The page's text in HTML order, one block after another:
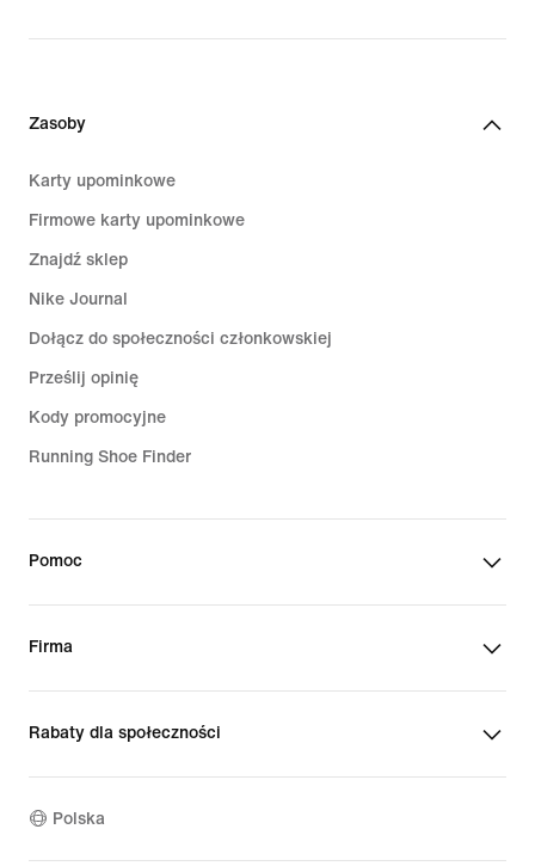
Zasoby
Karty upominkowe
Firmowe karty upominkowe
Znajdź sklep
Nike Journal
Dołącz do społeczności członkowskiej
Prześlij opinię
Kody promocyjne
Running Shoe Finder
Pomoc
Firma
Rabaty dla społeczności
Polska